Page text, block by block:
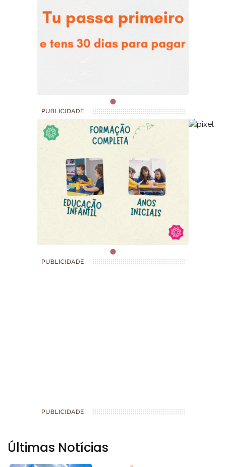
Últimas Notícias